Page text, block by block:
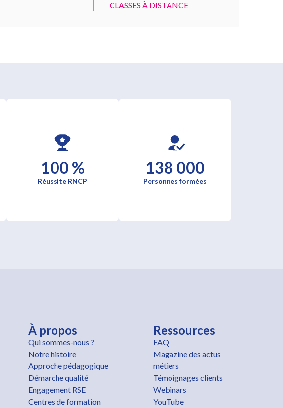
CLASSES À DISTANCE
100 %
Réussite RNCP
138 000
Personnes formées
À propos
Qui sommes-nous ?
Notre histoire
Approche pédagogique
Démarche qualité
Engagement RSE
Centres de formation
Ressources
FAQ
Magazine des actus
métiers
Témoignages clients
Webinars
YouTube